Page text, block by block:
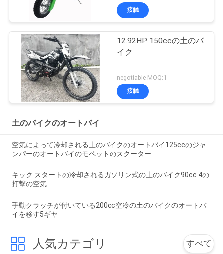
接触
12.92HP 150ccの土のバ
イク
negotiable MOQ:1
接触
土のバイクのオートバイ
空気によって冷却される土のバイクのオートバイ125ccのジャ
ンパーのオートバイのモペットのスクーター
キック スタートの冷却されるガソリン式の土のバイク90cc 4の
打撃の空気
手動クラッチが付いている200cc空冷の土のバイクのオートバ
イを移す5ギヤ
人気カテゴリ すべて